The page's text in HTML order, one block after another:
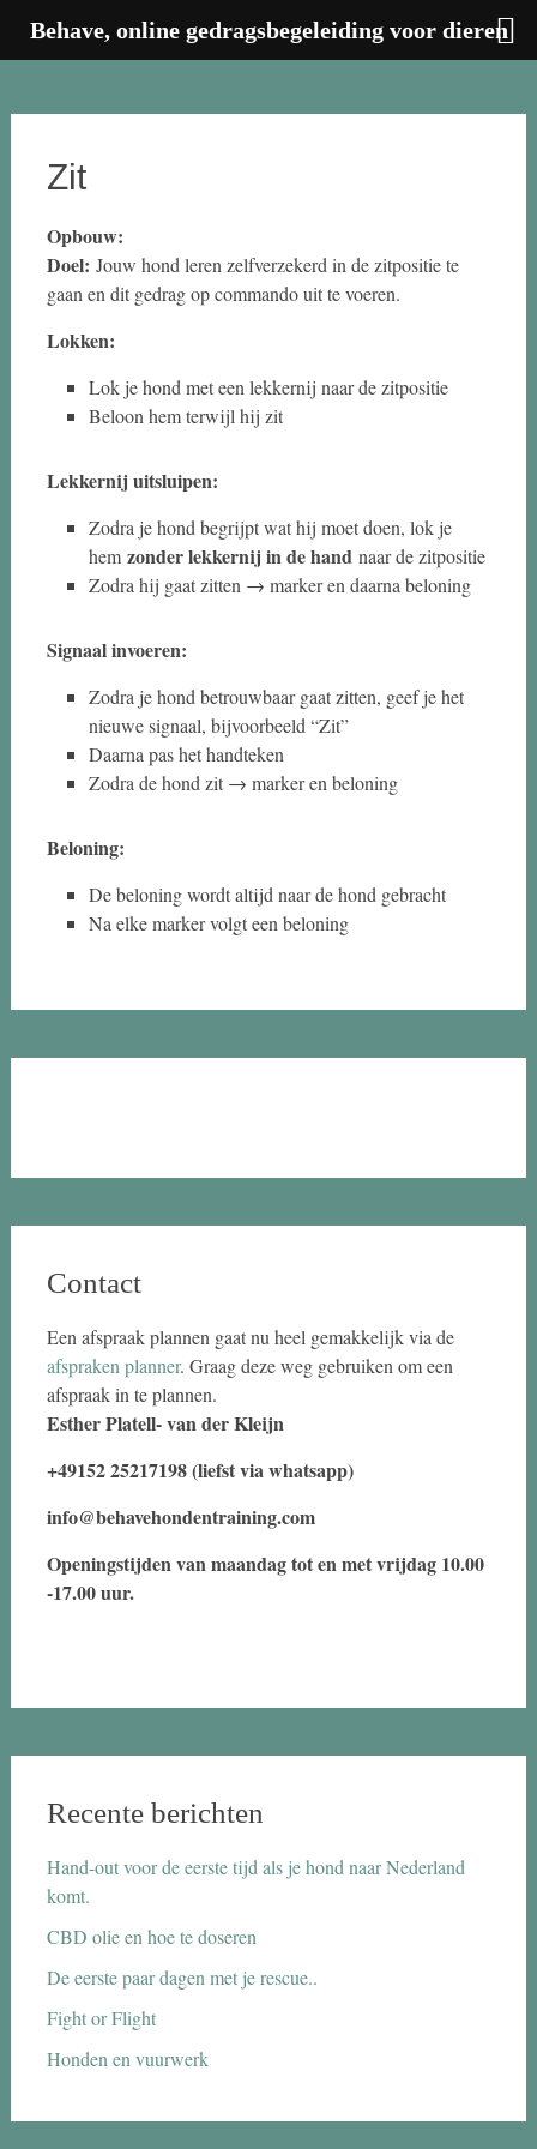
inhoudZit
Opbouw:
Doel: Jouw hond leren zelfverzekerd in de zitpositie te
gaan en dit gedrag op commando uit te voeren.
Lokken:
Lok je hond met een lekkernij naar de zitpositie
Beloon hem terwijl hij zit
Lekkernij uitsluipen:
Zodra je hond begrijpt wat hij moet doen, lok je
hem zonder lekkernij in de hand naar de zitpositie
Zodra hij gaat zitten → marker en daarna beloning
Signaal invoeren:
Zodra je hond betrouwbaar gaat zitten, geef je het
nieuwe signaal, bijvoorbeeld “Zit”
Daarna pas het handteken
Zodra de hond zit → marker en beloning
Beloning:
De beloning wordt altijd naar de hond gebracht
Na elke marker volgt een beloning
Contact
Een afspraak plannen gaat nu heel gemakkelijk via de
afspraken planner. Graag deze weg gebruiken om een
afspraak in te plannen.
Esther Platell- van der Kleijn
+49152 25217198 (liefst via whatsapp)
info@behavehondentraining.com
Openingstijden van maandag tot en met vrijdag 10.00
-17.00 uur.
Recente berichten
Hand-out voor de eerste tijd als je hond naar Nederland
komt.
CBD olie en hoe te doseren
De eerste paar dagen met je rescue..
Fight or Flight
Honden en vuurwerk
Behave, online gedragsbegeleiding voor dieren